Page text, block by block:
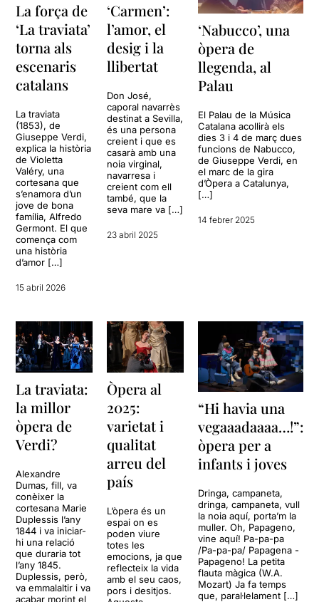
La força de
‘La traviata’
torna als
escenaris
catalans
La traviata
(1853), de
Giuseppe Verdi,
explica la història
de Violetta
Valéry, una
cortesana que
s’enamora d’un
jove de bona
família, Alfredo
Germont. El que
comença com
una història
d’amor […]
15 abril 2026
‘Carmen’:
l’amor, el
desig i la
llibertat
Don José,
caporal navarrès
destinat a Sevilla,
és una persona
creient i que es
casarà amb una
noia virginal,
navarresa i
creient com ell
també, que la
seva mare va […]
23 abril 2025
‘Nabucco’, una
òpera de
llegenda, al
Palau
El Palau de la Música
Catalana acollirà els
dies 3 i 4 de març dues
funcions de Nabucco,
de Giuseppe Verdi, en
el marc de la gira
d’Òpera a Catalunya,
[…]
14 febrer 2025
La traviata:
la millor
òpera de
Verdi?
Alexandre
Dumas, fill, va
conèixer la
cortesana Marie
Duplessis l’any
1844 i va iniciar-
hi una relació
que duraria tot
l’any 1845.
Duplessis, però,
va emmalaltir i va
acabar morint el
Òpera al
2025:
varietat i
qualitat
arreu del
país
L’òpera és un
espai on es
poden viure
totes les
emocions, ja que
reflecteix la vida
amb el seu caos,
pors i desitjos.
“Hi havia una
vegaaadaaaa…!”:
òpera per a
infants i joves
Dringa, campaneta,
dringa, campaneta, vull
la noia aquí, porta’m la
muller. Oh, Papageno,
vine aquí! Pa-pa-pa
/Pa-pa-pa/ Papagena -
Papageno! La petita
flauta màgica (W.A.
Mozart) Ja fa temps
que, paral·lelament […]